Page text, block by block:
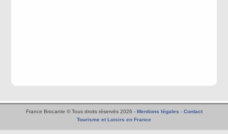
France Brocante © Tous droits réservés 2026 - Mentions légales - Contact
Tourisme et Loisirs en France